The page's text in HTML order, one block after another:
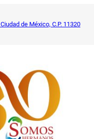
de México, C.P. 11320